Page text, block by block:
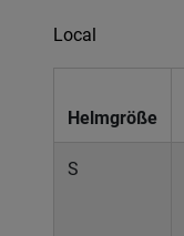
Local
Helmgröße
S